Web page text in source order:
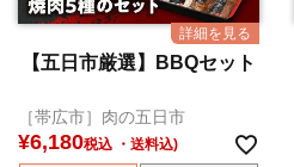
【五日市厳選】BBQセット
［帯広市］肉の五日市
¥6,180税込